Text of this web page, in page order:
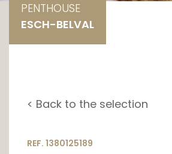
PENTHOUSE
ESCH-BELVAL
< Back to the selection
REF. 1380125189